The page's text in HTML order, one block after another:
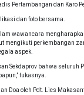
Pertambangan dan Karo
dan foto bersama.
wawancara
mengikuti perkembangan
aspek.
Sekdaprov bahwa seluruh
tukasnya.
Doa oleh Pdt. Lies